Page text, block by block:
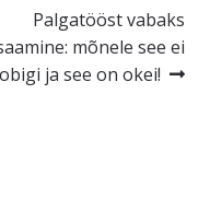
Järgmine
postitus:
Palgatööst vabaks
mõnele see ei
ja see on okei!